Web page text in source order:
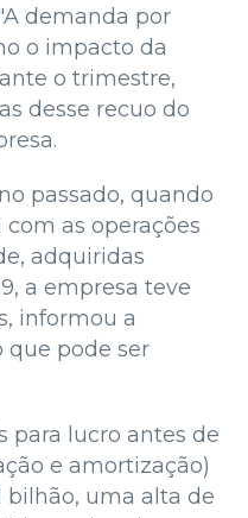
demanda por
o impacto da
o trimestre,
desse recuo do
passado, quando
as operações
adquiridas
a empresa teve
informou a
que pode ser
para lucro antes de
e amortização)
bilhão, uma alta de